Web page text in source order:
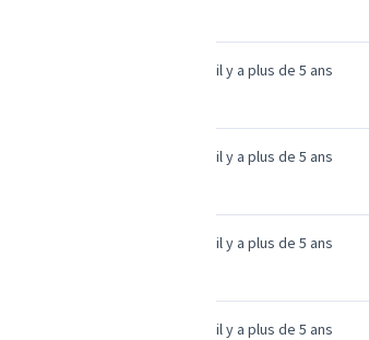
il y a plus de 5 ans
il y a plus de 5 ans
il y a plus de 5 ans
il y a plus de 5 ans